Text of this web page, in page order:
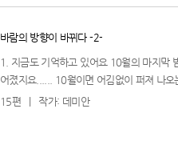
바람의 방향이 바뀌다 -2-
1. 지금도 기억하고 있어요 10월의 마지막
어졌지요...... 10월이면 어김없이 퍼져 나오
15편
작가: 데미안